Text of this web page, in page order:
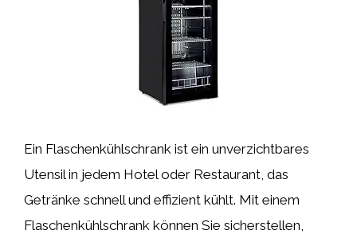
Ein Flaschenkühlschrank ist ein unverzichtbares
Utensil in jedem Hotel oder Restaurant, das
Getränke schnell und effizient kühlt. Mit einem
Flaschenkühlschrank können Sie sicherstellen,